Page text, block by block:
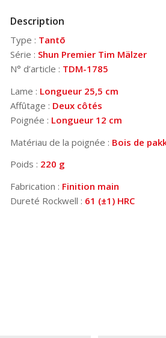
Description
Type : Tantō
Série : Shun Premier Tim Mälzer
N° d’article : TDM-1785
Lame : Longueur 25,5 cm
Affûtage : Deux côtés
Poignée : Longueur 12 cm
Matériau de la poignée : Bois de
Poids : 220 g
Fabrication : Finition main
Dureté Rockwell : 61 (±1) HRC